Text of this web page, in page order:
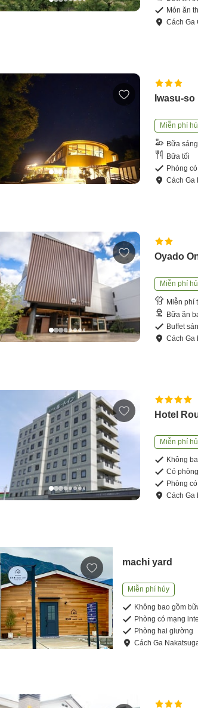
Món ăn
CáchGa
Iwasu-so
Miễn phí
Bữa sáng
Bữa tối
Phòng
CáchGa
Oyado
Miễn phí
Miễn phí
Bữa ăn
Buffet
CáchGa
Hotel
Miễn phí
Không
Có
Phòng
CáchGa
machi yard
Miễn phí hủy
Không bao gồm
Phòng có mạng
Phòng hai giường
CáchGa